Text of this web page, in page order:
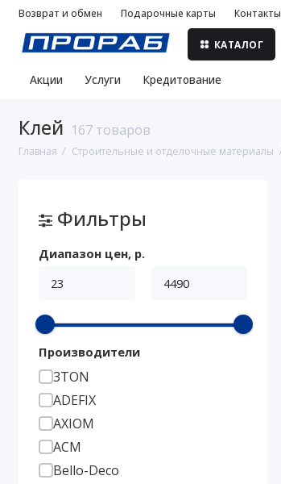
Возврат и обмен Подарочные карты Контакты
КАТАЛОГ
Акции Услуги Кредитование
Клей 167 товаров
Главная Строительные и отделочные материалы
Фильтры
Диапазон цен, р.
Производители
3TON
ADEFIX
AXIOM
AСМ
Bello-Deco